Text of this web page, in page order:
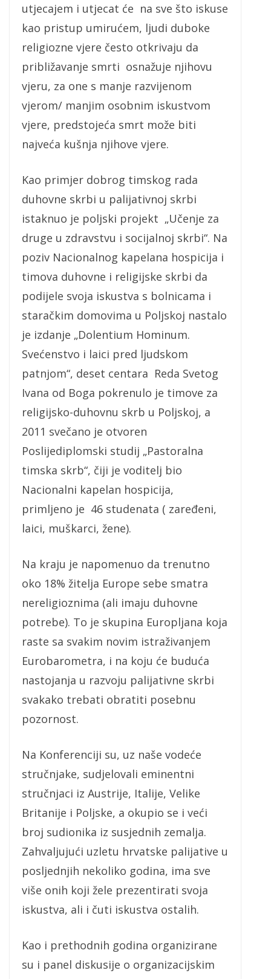
utjecajem i utjecat će na sve što iskuse
kao pristup umirućem, ljudi duboke
religiozne vjere često otkrivaju da
približavanje smrti osnažuje njihovu
vjeru, za one s manje razvijenom
vjerom/ manjim osobnim iskustvom
vjere, predstojeća smrt može biti
najveća kušnja njihove vjere.
Kao primjer dobrog timskog rada
duhovne skrbi u palijativnoj skrbi
istaknuo je poljski projekt „Učenje za
druge u zdravstvu i socijalnoj skrbi“. Na
poziv Nacionalnog kapelana hospicija i
timova duhovne i religijske skrbi da
podijele svoja iskustva s bolnicama i
staračkim domovima u Poljskoj nastalo
je izdanje „Dolentium Hominum.
Svećenstvo i laici pred ljudskom
patnjom“, deset centara Reda Svetog
Ivana od Boga pokrenulo je timove za
religijsko-duhovnu skrb u Poljskoj, a
2011 svečano je otvoren
Poslijediplomski studij „Pastoralna
timska skrb“, čiji je voditelj bio
Nacionalni kapelan hospicija,
primljeno je 46 studenata ( zaređeni,
laici, muškarci, žene).
Na kraju je napomenuo da trenutno
oko 18% žitelja Europe sebe smatra
nereligioznima (ali imaju duhovne
potrebe). To je skupina Europljana koja
raste sa svakim novim istraživanjem
Eurobarometra, i na koju će buduća
nastojanja u razvoju palijativne skrbi
svakako trebati obratiti posebnu
pozornost.
Na Konferenciji su, uz naše vodeće
stručnjake, sudjelovali eminentni
stručnjaci iz Austrije, Italije, Velike
Britanije i Poljske, a okupio se i veći
broj sudionika iz susjednih zemalja.
Zahvaljujući uzletu hrvatske palijative u
posljednjih nekoliko godina, ima sve
više onih koji žele prezentirati svoja
iskustva, ali i čuti iskustva ostalih.
Kao i prethodnih godina organizirane
su i panel diskusije o organizacijskim